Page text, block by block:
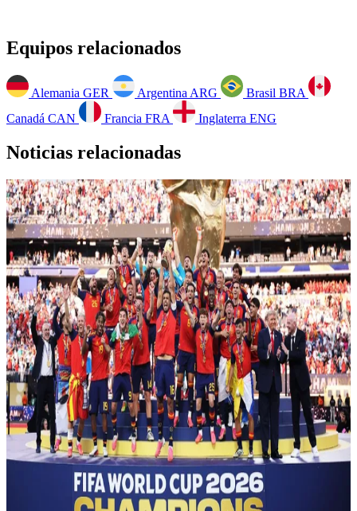
Equipos relacionados
Alemania GER Argentina ARG Brasil BRA
Canadá CAN Francia FRA Inglaterra ENG
Noticias relacionadas